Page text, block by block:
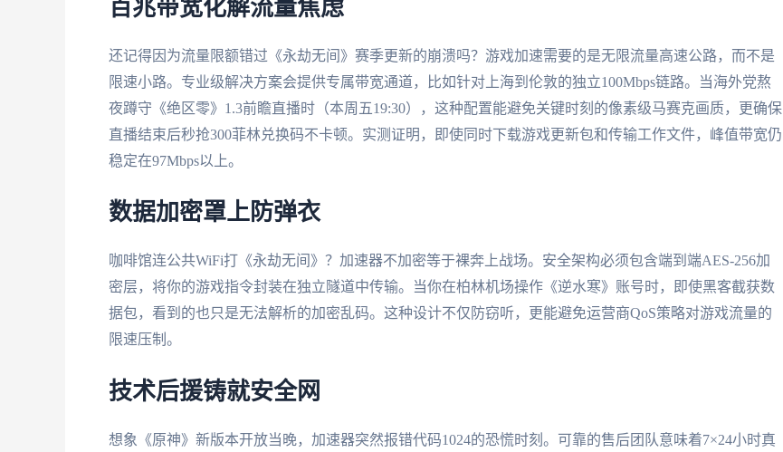
百兆带宽化解流量焦虑
还记得因为流量限额错过《永劫无间》赛季更新的崩溃吗？游戏加速需要的是无限流量高速公路，而不是
限速小路。专业级解决方案会提供专属带宽通道，比如针对上海到伦敦的独立100Mbps链路。当海外党熬
夜蹲守《绝区零》1.3前瞻直播时（本周五19:30），这种配置能避免关键时刻的像素级马赛克画质，更确保
直播结束后秒抢300菲林兑换码不卡顿。实测证明，即使同时下载游戏更新包和传输工作文件，峰值带宽仍
稳定在97Mbps以上。
数据加密罩上防弹衣
咖啡馆连公共WiFi打《永劫无间》？加速器不加密等于裸奔上战场。安全架构必须包含端到端AES-256加
密层，将你的游戏指令封装在独立隧道中传输。当你在柏林机场操作《逆水寒》账号时，即使黑客截获数
据包，看到的也只是无法解析的加密乱码。这种设计不仅防窃听，更能避免运营商QoS策略对游戏流量的
限速压制。
技术后援铸就安全网
想象《原神》新版本开放当晚，加速器突然报错代码1024的恐慌时刻。可靠的售后团队意味着7×24小时真